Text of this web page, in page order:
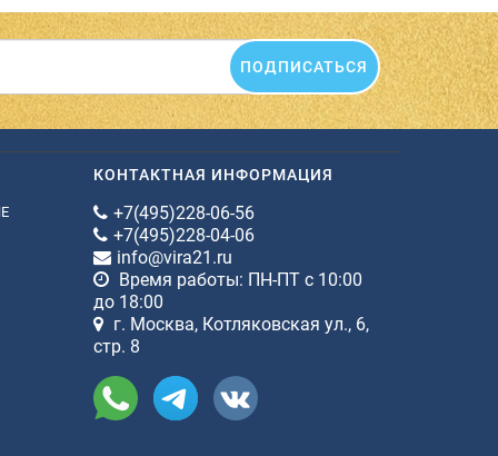
ПОДПИСАТЬСЯ
КОНТАКТНАЯ ИНФОРМАЦИЯ
+7(495)228-06-56
+7(495)228-04-06
info@vira21.ru
Время работы: ПН-ПТ с 10:00
до 18:00
г. Москва, Котляковская ул., 6,
стр. 8